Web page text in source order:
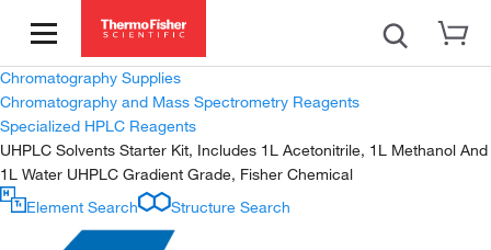
Chromatography Supplies
Chromatography and Mass Spectrometry Reagents
Specialized HPLC Reagents
UHPLC Solvents Starter Kit, Includes 1L Acetonitrile, 1L Methanol And
1L Water UHPLC Gradient Grade, Fisher Chemical
Element Search
Structure Search